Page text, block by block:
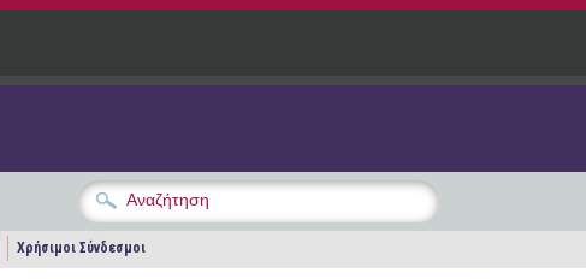
Χρήσιμοι Σύνδεσμοι